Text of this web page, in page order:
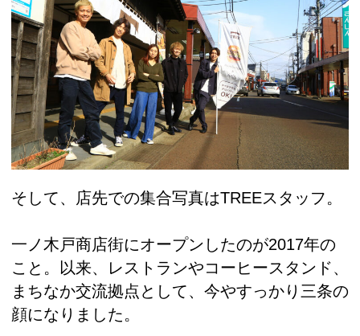
そして、店先での集合写真はTREEスタッフ。
一ノ木戸商店街にオープンしたのが2017年の
こと。以来、レストランやコーヒースタンド、
まちなか交流拠点として、今やすっかり三条の
顔になりました。